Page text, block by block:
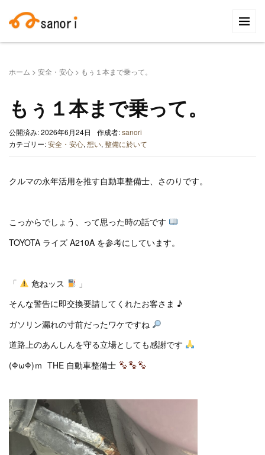
索:
ホーム > 安全・安心 > もぅ１本まで乗って。
もぅ１本まで乗って。
公開済み: 2026年6月24日 作成者:sanori
カテゴリー:安全・安心, 想い, 整備に於いて
クルマの永年活用を推す自動車整備士、さのりです。
こっからでしょう、って思った時の話です
TOYOTA ライズ A210A を参考にしています。
「 危ねッス
」
そんな警告に即交換要請してくれたお客さま ♪
ガソリン漏れの寸前だったワケですね
道路上のあんしんを守る立場としても感謝です
(ΦωΦ)ｍ THE 自動車整備士